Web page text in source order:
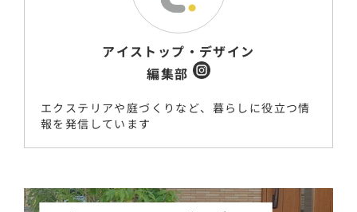
アイストップ・デザイン
編集部
エクステリアや庭づくりなど、暮らしに役立つ情
報を発信しています